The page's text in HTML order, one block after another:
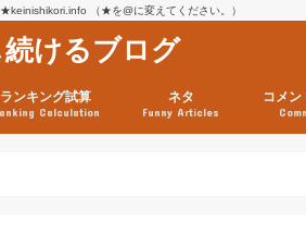
（★を@に変えてください。）
けるブログ
ランキング試算
Calculation
ネタ
Funny Articles
コメン